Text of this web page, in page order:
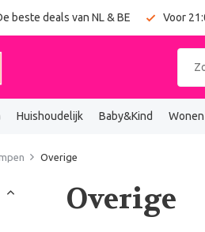
beste deals van NL & BE Voor
Huishoudelijk Baby&Kind
Overige
Overige